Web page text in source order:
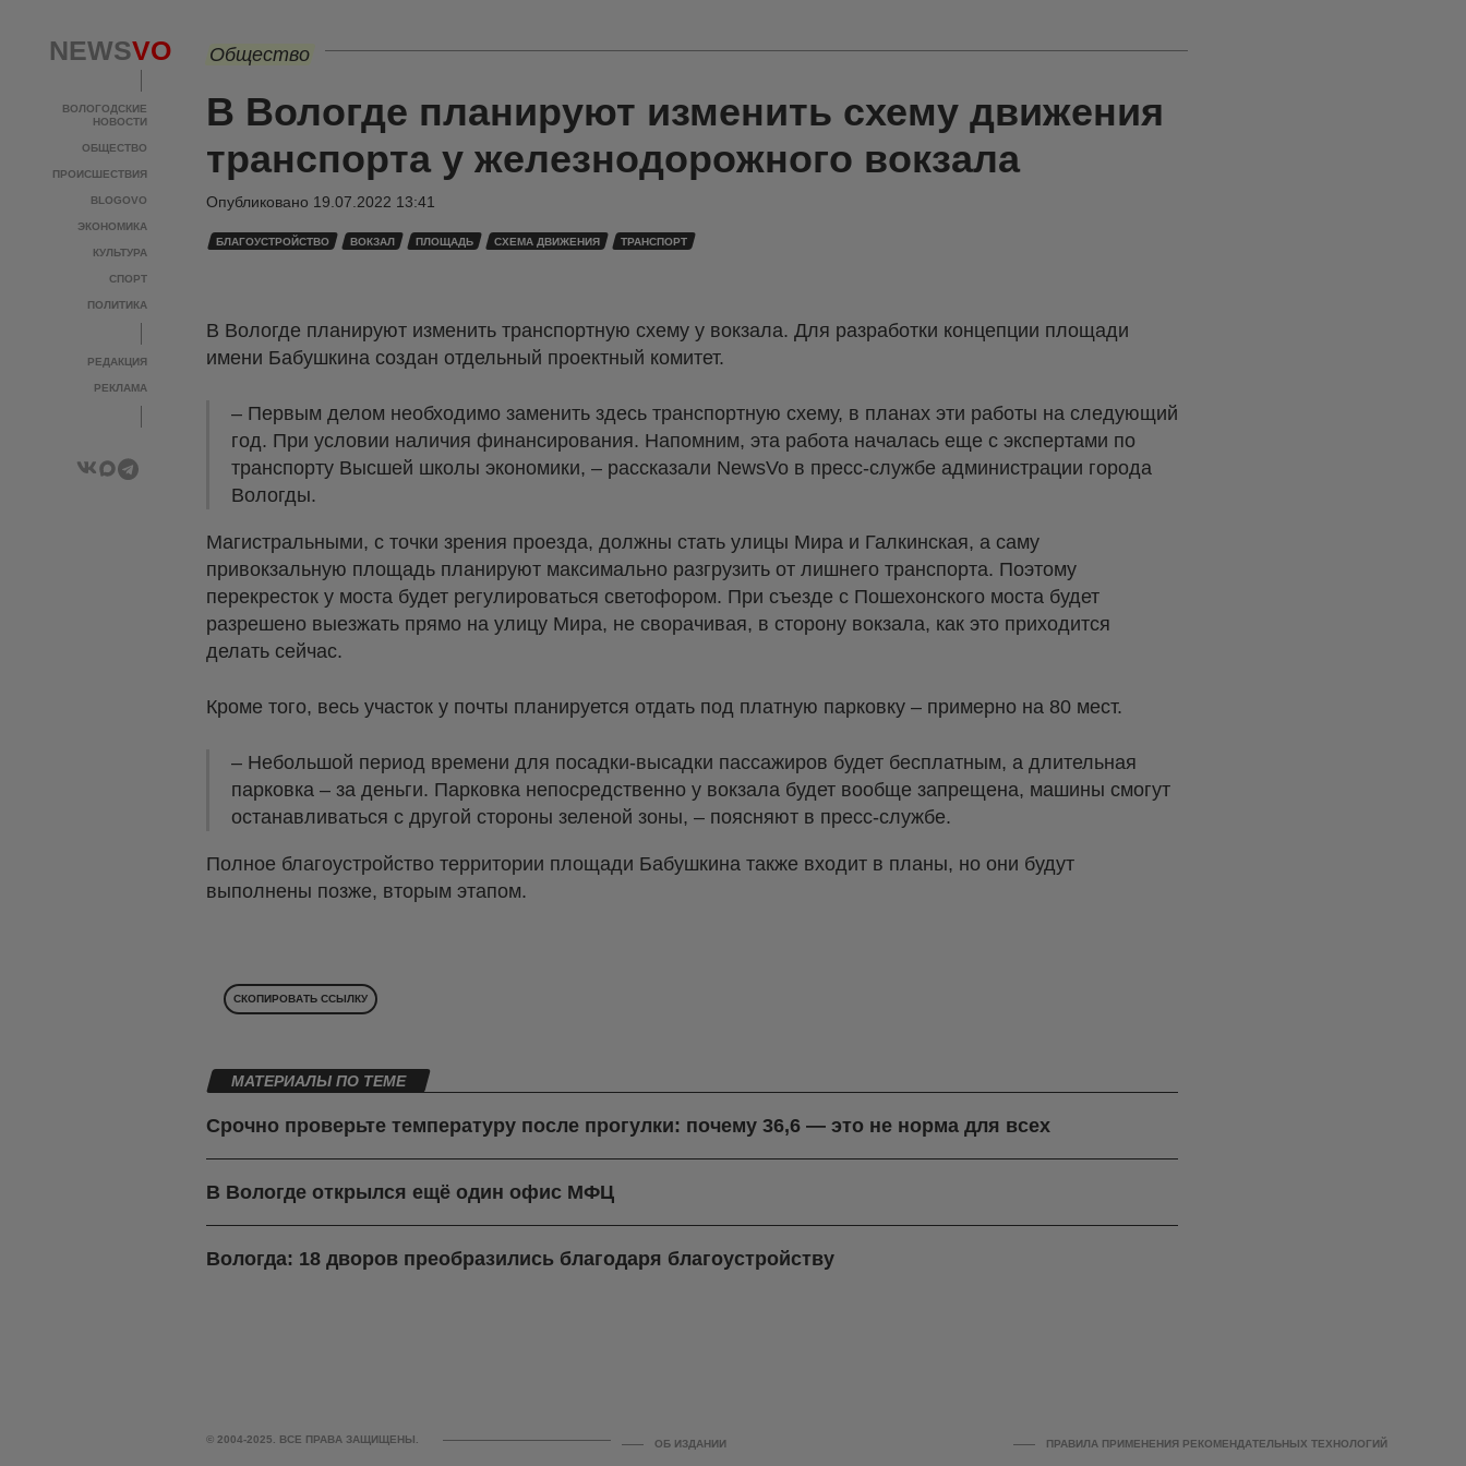
NEWSVO
ВОЛОГОДСКИЕ
НОВОСТИ
ОБЩЕСТВО
ПРОИСШЕСТВИЯ
BLOGOVO
ЭКОНОМИКА
КУЛЬТУРА
СПОРТ
ПОЛИТИКА
РЕДАКЦИЯ
РЕКЛАМА
Общество
В Вологде планируют изменить схему движения
транспорта у железнодорожного вокзала
Опубликовано 19.07.2022 13:41
БЛАГОУСТРОЙСТВО ВОКЗАЛ ПЛОЩАДЬ СХЕМА ДВИЖЕНИЯ ТРАНСПОРТ
В Вологде планируют изменить транспортную схему у вокзала. Для разработки концепции площади
имени Бабушкина создан отдельный проектный комитет.
– Первым делом необходимо заменить здесь транспортную схему, в планах эти работы на следующий
год. При условии наличия финансирования. Напомним, эта работа началась еще с экспертами по
транспорту Высшей школы экономики, – рассказали NewsVo в пресс-службе администрации города
Вологды.
Магистральными, с точки зрения проезда, должны стать улицы Мира и Галкинская, а саму
привокзальную площадь планируют максимально разгрузить от лишнего транспорта. Поэтому
перекресток у моста будет регулироваться светофором. При съезде с Пошехонского моста будет
разрешено выезжать прямо на улицу Мира, не сворачивая, в сторону вокзала, как это приходится
делать сейчас.
Кроме того, весь участок у почты планируется отдать под платную парковку – примерно на 80 мест.
– Небольшой период времени для посадки-высадки пассажиров будет бесплатным, а длительная
парковка – за деньги. Парковка непосредственно у вокзала будет вообще запрещена, машины смогут
останавливаться с другой стороны зеленой зоны, – поясняют в пресс-службе.
Полное благоустройство территории площади Бабушкина также входит в планы, но они будут
выполнены позже, вторым этапом.
СКОПИРОВАТЬ ССЫЛКУ
МАТЕРИАЛЫ ПО ТЕМЕ
Срочно проверьте температуру после прогулки: почему 36,6 — это не норма для всех
В Вологде открылся ещё один офис МФЦ
Вологда: 18 дворов преобразились благодаря благоустройству
© 2004-2025. ВСЕ ПРАВА ЗАЩИЩЕНЫ. ОБ ИЗДАНИИ ПРАВИЛА ПРИМЕНЕНИЯ РЕКОМЕНДАТЕЛЬНЫХ ТЕХНОЛОГИЙ